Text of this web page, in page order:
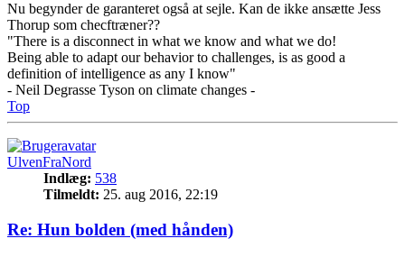
Nu begynder de garanteret også at sejle. Kan de ikke ansætte Jess
Thorup som checftræner??
"There is a disconnect in what we know and what we do!
Being able to adapt our behavior to challenges, is as good a
definition of intelligence as any I know"
- Neil Degrasse Tyson on climate changes -
Top
UlvenFraNord
Indlæg: 538
Tilmeldt: 25. aug 2016, 22:19
Re: Hun bolden (med hånden)